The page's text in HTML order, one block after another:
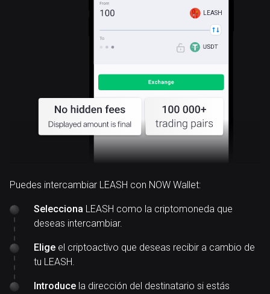
LEASH
Puedes intercambiar LEASH con NOW Wallet:
Selecciona LEASH como la criptomoneda que
deseas intercambiar.
Elige el criptoactivo que deseas recibir a cambio de
tu LEASH.
Introduce la dirección del destinatario si estás